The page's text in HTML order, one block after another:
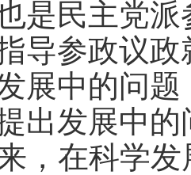
是民主党
导参政议
展中的问
出发展中
，在科学